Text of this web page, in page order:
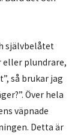
självbelåtet
eller plundrare,
så brukar jag
Över hela
väpnade
Detta är